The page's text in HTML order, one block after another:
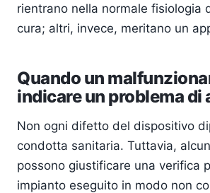
rientrano nella normale fisiologia
cura; altri, invece, meritano un
Quando un
indicare un problema di
Non ogni difetto del dispositivo
condotta sanitaria. Tuttavia,
possono giustificare una verifica
impianto eseguito in modo non